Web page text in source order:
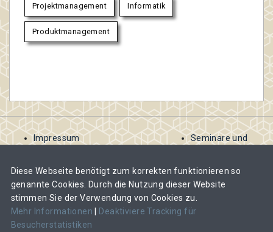
Projektmanagement Informatik
Produktmanagement
Impressum
Kontakt
Datenschutzbestimmungen
Seminare und
ausschreiben
Abomodelle für
Veranstalter-
Diese Webseite benötigt zum korrekten funktionieren so
genannte Cookies. Durch die Nutzung dieser Website
stimmen Sie der Verwendung von Cookies zu.
Mehr Informationen
Deaktiviere Tracking für
Besucherstatistiken